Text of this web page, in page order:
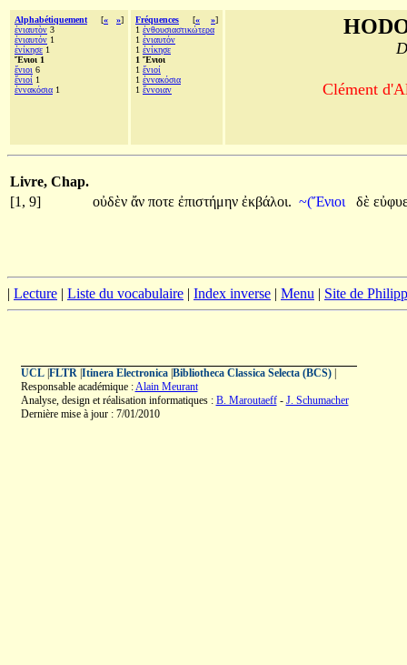
Alphabétiquement [« »]
ἐνιαυτὸν 3
ἐνιαυτόν 1
ἐνίκησε 1
Ἔνιοι 1
ἔνιοι 6
ἔνιοί 1
ἐννακόσια 1
Fréquences [« »]
1 ἐνθουσιαστικώτερα
1 ἐνιαυτόν
1 ἐνίκησε
1 Ἔνιοι
1 ἔνιοί
1 ἐννακόσια
1 ἔννοιαν Clément
Livre, Chap.
[1, 9]
οὐδὲν ἄν ποτε ἐπιστήμην ἐκβάλοι. ~(Ἔνιοι δὲ
| Lecture | Liste du vocabulaire | Index inverse | Menu | Site de
UCL| FLTR| Itinera Electronica| Bibliotheca Classica Selecta (BCS)|
Responsable académique :Alain Meurant
Analyse, design et réalisation informatiques : B. Maroutaeff- J. Schumacher
Dernière mise à jour : 7/01/2010